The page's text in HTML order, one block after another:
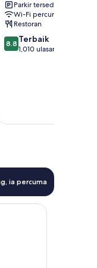
Ealing
Parkir tersedia
Wi-Fi percuma
Restoran
8.8
daripada
8.8 Terbaik
1,010 ulasan
ia percuma